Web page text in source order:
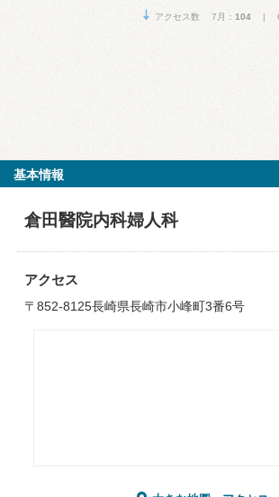
アクセス数 7月： 104 | 6
基本情報
倉田醫院内科婦人科
アクセス
〒852-8125長崎県長崎市小峰町3番6号